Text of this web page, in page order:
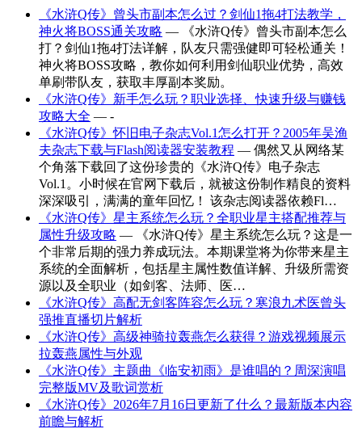
《水浒Q传》曾头市副本怎么过？剑仙1拖4打法教学，
神火将BOSS通关攻略 — 《水浒Q传》曾头市副本怎么
打？剑仙1拖4打法详解，队友只需强健即可轻松通关！
神火将BOSS攻略，教你如何利用剑仙职业优势，高效
单刷带队友，获取丰厚副本奖励。
《水浒Q传》新手怎么玩？职业选择、快速升级与赚钱
攻略大全 — -
《水浒Q传》怀旧电子杂志Vol.1怎么打开？2005年吴渔
夫杂志下载与Flash阅读器安装教程 — 偶然又从网络某
个角落下载回了这份珍贵的《水浒Q传》电子杂志
Vol.1。小时候在官网下载后，就被这份制作精良的资料
深深吸引，满满的童年回忆！ 该杂志阅读器依赖Fl…
《水浒Q传》星主系统怎么玩？全职业星主搭配推荐与
属性升级攻略 — 《水浒Q传》星主系统怎么玩？这是一
个非常后期的强力养成玩法。本期课堂将为你带来星主
系统的全面解析，包括星主属性数值详解、升级所需资
源以及全职业（如剑客、法师、医…
《水浒Q传》高配无剑客阵容怎么玩？寒浪九术医曾头
强推直播切片解析
《水浒Q传》高级神骑拉轰燕怎么获得？游戏视频展示
拉轰燕属性与外观
《水浒Q传》主题曲《临安初雨》是谁唱的？周深演唱
完整版MV及歌词赏析
《水浒Q传》2026年7月16日更新了什么？最新版本内容
前瞻与解析